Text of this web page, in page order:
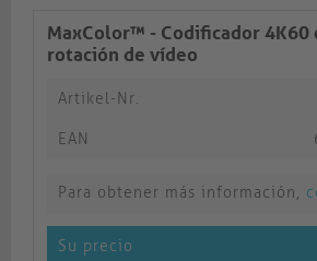
MaxColor™ - Codificador 4K60
rotación de vídeo
Artikel-Nr.
EAN
Para obtener más información,
Su precio